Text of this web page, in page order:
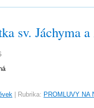
sv. Jáchyma
Rubrika: PROMLUVY NA